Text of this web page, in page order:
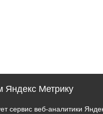
Яндекс Метрику
сервис веб-аналитики